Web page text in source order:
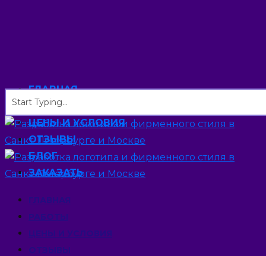
ГЛАВНАЯ
РАБОТЫ
ЦЕНЫ И УСЛОВИЯ
ОТЗЫВЫ
ГЛАВНАЯ
РАБОТЫ
ЦЕНЫ И УСЛОВИЯ
ОТЗЫВЫ
БЛОГ
ЗАКАЗАТЬ